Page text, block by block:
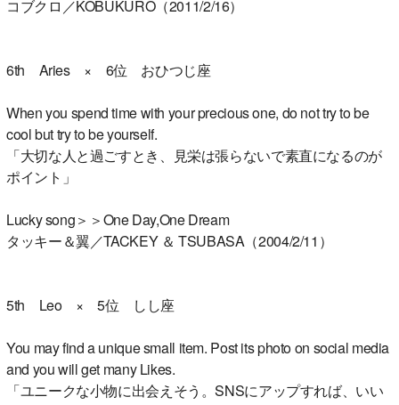
コブクロ／KOBUKURO（2011/2/16）
6th Aries × 6位 おひつじ座
When you spend time with your precious one, do not try to be
cool but try to be yourself.
「大切な人と過ごすとき、見栄は張らないで素直になるのが
ポイント」
Lucky song＞＞One Day,One Dream
タッキー＆翼／TACKEY ＆ TSUBASA（2004/2/11）
5th Leo × 5位 しし座
You may find a unique small item. Post its photo on social media
and you will get many Likes.
「ユニークな小物に出会えそう。SNSにアップすれば、いい